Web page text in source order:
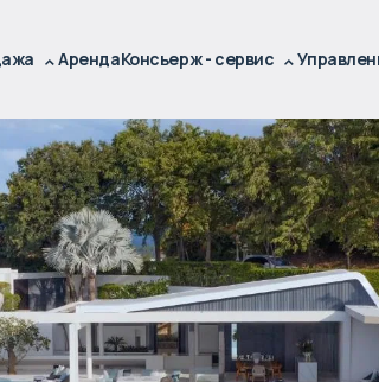
АрендаКонсьерж - сервис